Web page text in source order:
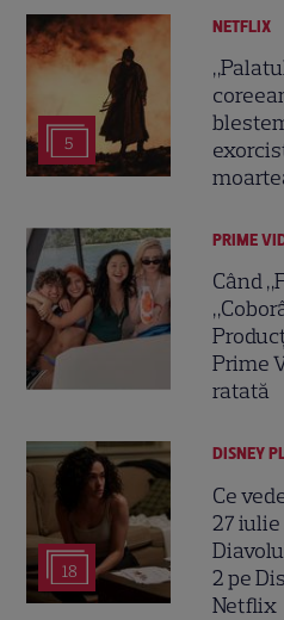
5
NETFLIX
PRIME
Când
Prime
ratată
18
DISNEY
Ce
27
2 pe
Netflix